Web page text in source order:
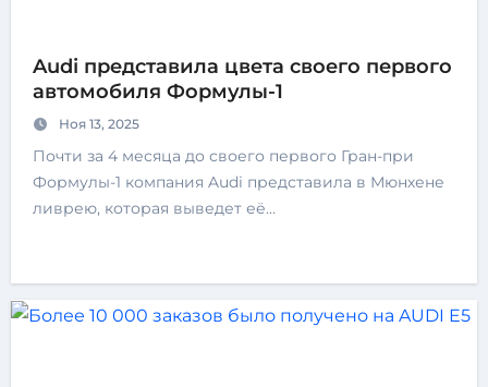
Audi представила цвета своего первого
автомобиля Формулы-1
Ноя 13, 2025
Почти за 4 месяца до своего первого Гран-при
Формулы-1 компания Audi представила в Мюнхене
ливрею, которая выведет её…